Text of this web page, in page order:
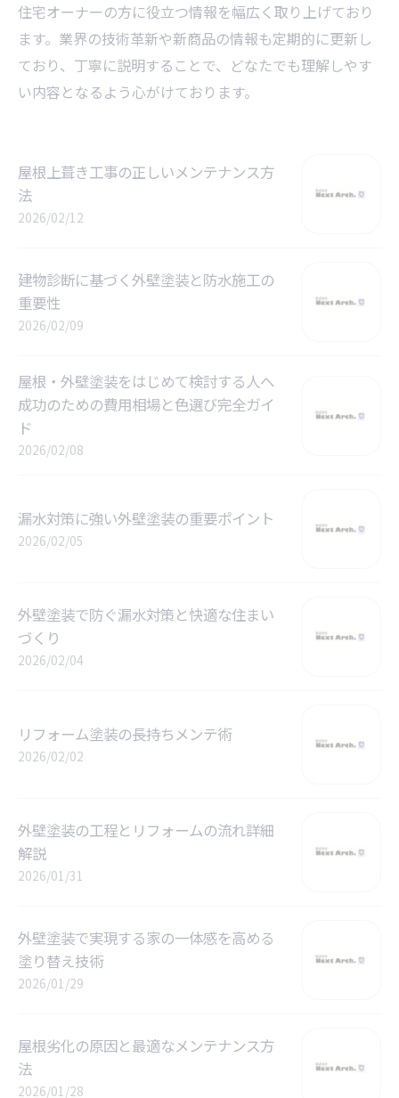
住宅オーナーの方に役立つ情報を幅広く取り上げており
ます。業界の技術革新や新商品の情報も定期的に更新し
ており、丁寧に説明することで、どなたでも理解しやす
い内容となるよう心がけております。
屋根上葺き工事の正しいメンテナンス方
法
2026/02/12
建物診断に基づく外壁塗装と防水施工の
重要性
2026/02/09
屋根・外壁塗装をはじめて検討する人へ
成功のための費用相場と色選び完全ガイ
ド
2026/02/08
漏水対策に強い外壁塗装の重要ポイント
2026/02/05
外壁塗装で防ぐ漏水対策と快適な住まい
づくり
2026/02/04
リフォーム塗装の長持ちメンテ術
2026/02/02
外壁塗装の工程とリフォームの流れ詳細
解説
2026/01/31
外壁塗装で実現する家の一体感を高める
塗り替え技術
2026/01/29
屋根劣化の原因と最適なメンテナンス方
法
2026/01/28